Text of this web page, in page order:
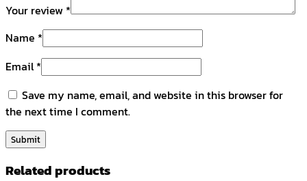
Your review *
Name *
Email*
Save my name, email, and website in this browser for
the next time I comment.
Related products